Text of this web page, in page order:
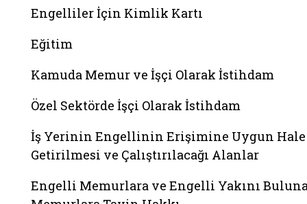
Engelliler İçin Kimlik Kartı
Eğitim
Kamuda Memur ve İşçi Olarak İstihdam
Özel Sektörde İşçi Olarak İstihdam
İş Yerinin Engellinin Erişimine Uygun Hale
Getirilmesi ve Çalıştırılacağı Alanlar
Engelli Memurlara ve Engelli Yakını